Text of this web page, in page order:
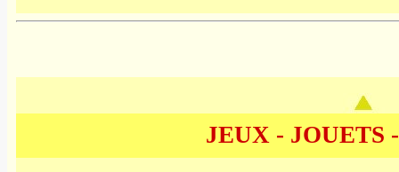
JEUX - JOUETS